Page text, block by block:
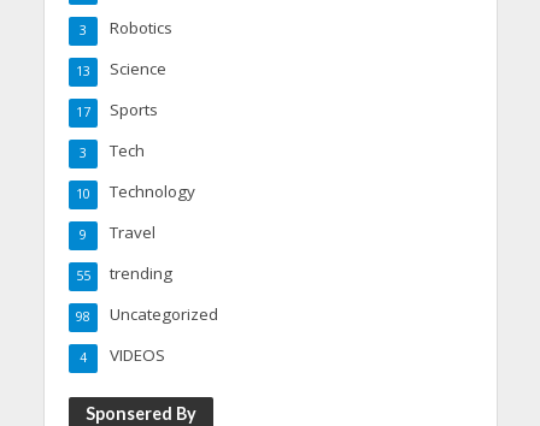
Robotics
3
Science
13
Sports
17
Tech
3
Technology
10
Travel
9
trending
55
Uncategorized
98
VIDEOS
4
Sponsered By